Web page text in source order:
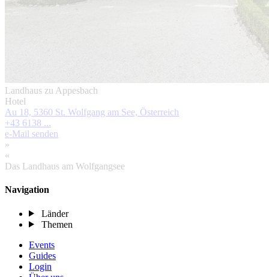
Landhaus zu Appesbach
Hotel
Au 18, 5360 St. Wolfgang am See, Österreich
+43 6138 ...
e-Mail senden
»
«
Das Landhaus am Wolfgangsee
Navigation
Länder
Themen
Events
Guides
Login